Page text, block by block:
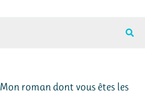
Mon roman dont vous êtes les